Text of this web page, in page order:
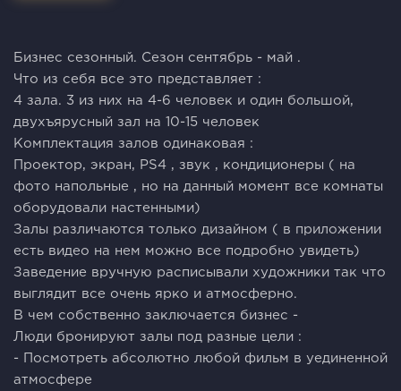
Бизнес сезонный. Сезон сентябрь - май .
Что из себя все это представляет :
4 зала. 3 из них на 4-6 человек и один большой,
двухъярусный зал на 10-15 человек
Комплектация залов одинаковая :
Проектор, экран, PS4 , звук , кондиционеры ( на
фото напольные , но на данный момент все комнаты
оборудовали настенными)
Залы различаются только дизайном ( в приложении
есть видео на нем можно все подробно увидеть)
Заведение вручную расписывали художники так что
выглядит все очень ярко и атмосферно.
В чем собственно заключается бизнес -
Люди бронируют залы под разные цели :
- Посмотреть абсолютно любой фильм в уединенной
атмосфере